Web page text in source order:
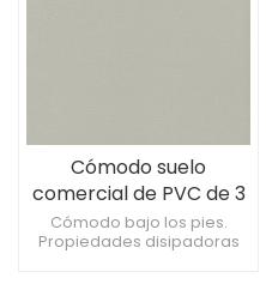
Cómodo suelo
comercial de PVC de 3
mm para auditorios
Cómodo bajo los pies.
Propiedades disipadoras